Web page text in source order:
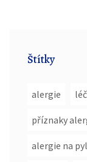
Štítky
alergie
příznaky
alergie na pyl